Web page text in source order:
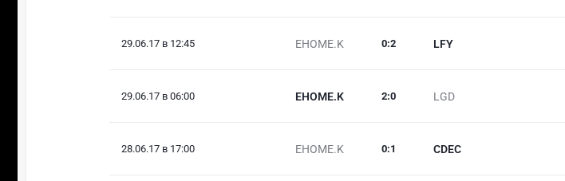
29.06.17 в 12:45 EHOME.K LFY
0:2
29.06.17 в 06:00 EHOME.K LGD
2:0
28.06.17 в 17:00 EHOME.K CDEC
0:1